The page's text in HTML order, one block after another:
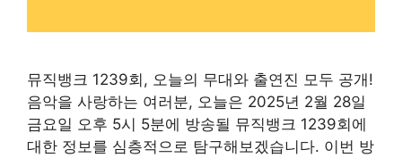
뮤직뱅크 1239회, 오늘의 무대와 출연진 모두 공개!
음악을 사랑하는 여러분, 오늘은 2025년 2월 28일
금요일 오후 5시 5분에 방송될 뮤직뱅크 1239회에
대한 정보를 심층적으로 탐구해보겠습니다. 이번 방